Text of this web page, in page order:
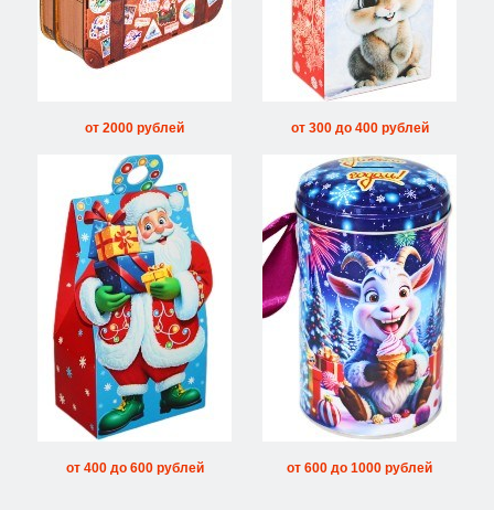
от 2000 рублей от 300 до 400 рублей
от 400 до 600 рублей от 600 до 1000 рублей